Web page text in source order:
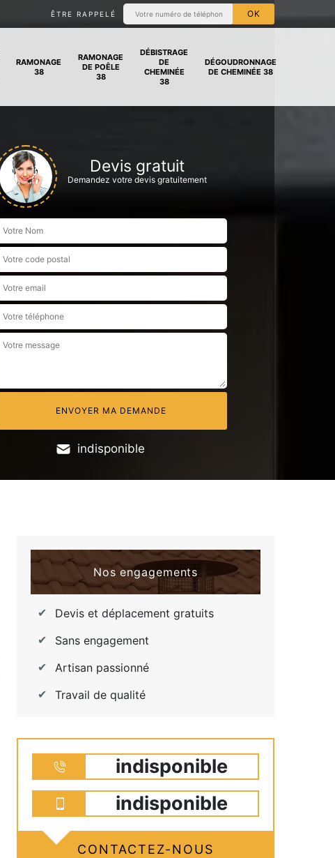
ÊTRE RAPPELÉ
RAMONAGE
38
RAMONAGE
DE POÊLE
38
DÉBISTRAGE
DE
CHEMINÉE
38
DÉGOUDRONNAGE
DE CHEMINÉE 38
Devis gratuit
Demandez votre devis gratuitement
indisponible
Nos engagements
Devis et déplacement gratuits
Sans engagement
Artisan passionné
Travail de qualité
indisponible
indisponible
CONTACTEZ-NOUS